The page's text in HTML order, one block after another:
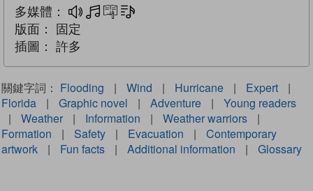
多媒體： 多媒體互動練習
版面：
固定
插圖：
許多
關鍵字詞： Flooding | Wind | Hurricane | Expert
|
Florida
| Graphic novel | Adventure |
Young readers
|
Weather | Information | Weather warriors
|
Formation
| Safety | Evacuation |
Contemporary
artwork
| Fun facts | Additional information | Glossary